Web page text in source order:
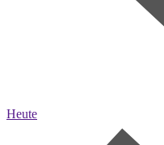
Heute